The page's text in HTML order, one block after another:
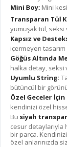
Mini Boy: Mini
Transparan Tül
yumuşak tül,
Kapsız ve
içermeyen tasarım
Göğüs Altında
halka detay, seksi
Uyumlu String:
bütüncül bir
Özel Geceler İçin
kendinizi özel
Bu siyah
cesur detaylarıyla
bir parça.
özel anlarınızda